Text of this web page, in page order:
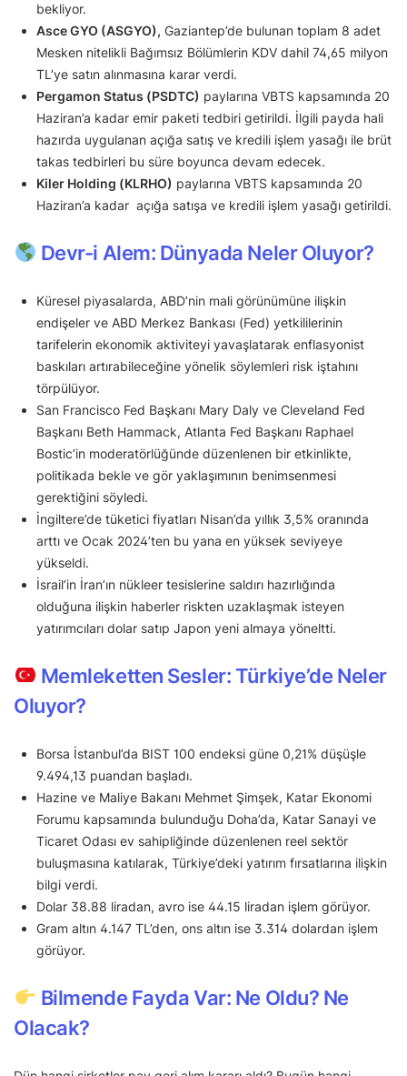
bekliyor.
Asce GYO (ASGYO), Gaziantep’de bulunan toplam 8 adet
Mesken nitelikli Bağımsız Bölümlerin KDV dahil 74,65 milyon
TL’ye satın alınmasına karar verdi.
Pergamon Status (PSDTC) paylarına VBTS kapsamında 20
Haziran’a kadar emir paketi tedbiri getirildi. İlgili payda hali
hazırda uygulanan açığa satış ve kredili işlem yasağı ile brüt
takas tedbirleri bu süre boyunca devam edecek.
Kiler Holding (KLRHO) paylarına VBTS kapsamında 20
Haziran’a kadar açığa satışa ve kredili işlem yasağı getirildi.
Devr-i Alem: Dünyada Neler Oluyor?
Küresel piyasalarda, ABD’nin mali görünümüne ilişkin
endişeler ve ABD Merkez Bankası (Fed) yetkililerinin
tarifelerin ekonomik aktiviteyi yavaşlatarak enflasyonist
baskıları artırabileceğine yönelik söylemleri risk iştahını
törpülüyor.
San Francisco Fed Başkanı Mary Daly ve Cleveland Fed
Başkanı Beth Hammack, Atlanta Fed Başkanı Raphael
Bostic’in moderatörlüğünde düzenlenen bir etkinlikte,
politikada bekle ve gör yaklaşımının benimsenmesi
gerektiğini söyledi.
İngiltere’de tüketici fiyatları Nisan’da yıllık 3,5% oranında
arttı ve Ocak 2024’ten bu yana en yüksek seviyeye
yükseldi.
İsrail’in İran’ın nükleer tesislerine saldırı hazırlığında
olduğuna ilişkin haberler riskten uzaklaşmak isteyen
yatırımcıları dolar satıp Japon yeni almaya yöneltti.
Memleketten Sesler: Türkiye’de Neler
Oluyor?
Borsa İstanbul’da BIST 100 endeksi güne 0,21% düşüşle
9.494,13 puandan başladı.
Hazine ve Maliye Bakanı Mehmet Şimşek, Katar Ekonomi
Forumu kapsamında bulunduğu Doha’da, Katar Sanayi ve
Ticaret Odası ev sahipliğinde düzenlenen reel sektör
buluşmasına katılarak, Türkiye’deki yatırım fırsatlarına ilişkin
bilgi verdi.
Dolar 38.88 liradan, avro ise 44.15 liradan işlem görüyor.
Gram altın 4.147 TL’den, ons altın ise 3.314 dolardan işlem
görüyor.
Bilmende Fayda Var: Ne Oldu? Ne
Olacak?